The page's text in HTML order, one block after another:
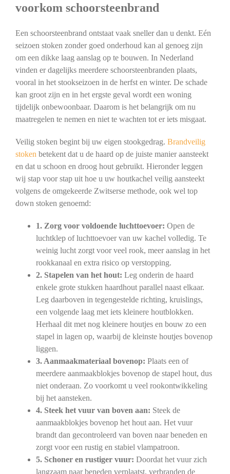
voorkom schoorsteenbrand
Een schoorsteenbrand ontstaat vaak sneller dan u denkt. Eén
seizoen stoken zonder goed onderhoud kan al genoeg zijn
om een dikke laag aanslag op te bouwen. In Nederland
vinden er dagelijks meerdere schoorsteenbranden plaats,
vooral in het stookseizoen in de herfst en winter. De schade
kan groot zijn en in het ergste geval wordt een woning
tijdelijk onbewoonbaar. Daarom is het belangrijk om nu
maatregelen te nemen en niet te wachten tot er iets misgaat.
Veilig stoken begint bij uw eigen stookgedrag. Brandveilig
stoken betekent dat u de haard op de juiste manier aansteekt
en dat u schoon en droog hout gebruikt. Hieronder leggen
wij stap voor stap uit hoe u uw houtkachel veilig aansteekt
volgens de omgekeerde Zwitserse methode, ook wel top
down stoken genoemd:
1. Zorg voor voldoende luchttoevoer: Open de
luchtklep of luchttoevoer van uw kachel volledig. Te
weinig lucht zorgt voor veel rook, meer aanslag in het
rookkanaal en extra risico op verstopping.
2. Stapelen van het hout: Leg onderin de haard
enkele grote stukken haardhout parallel naast elkaar.
Leg daarboven in tegengestelde richting, kruislings,
een volgende laag met iets kleinere houtblokken.
Herhaal dit met nog kleinere houtjes en bouw zo een
stapel in lagen op, waarbij de kleinste houtjes bovenop
liggen.
3. Aanmaakmateriaal bovenop: Plaats een of
meerdere aanmaakblokjes bovenop de stapel hout, dus
niet onderaan. Zo voorkomt u veel rookontwikkeling
bij het aansteken.
4. Steek het vuur van boven aan: Steek de
aanmaakblokjes bovenop het hout aan. Het vuur
brandt dan gecontroleerd van boven naar beneden en
zorgt voor een rustig en stabiel vlampatroon.
5. Schoner en rustiger vuur: Doordat het vuur zich
langzaam naar beneden verplaatst, verbranden de